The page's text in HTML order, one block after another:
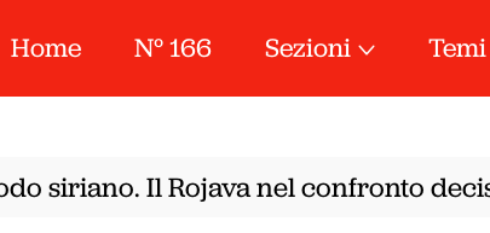
Home N° 166 Sezioni
Il Rojava nel confronto